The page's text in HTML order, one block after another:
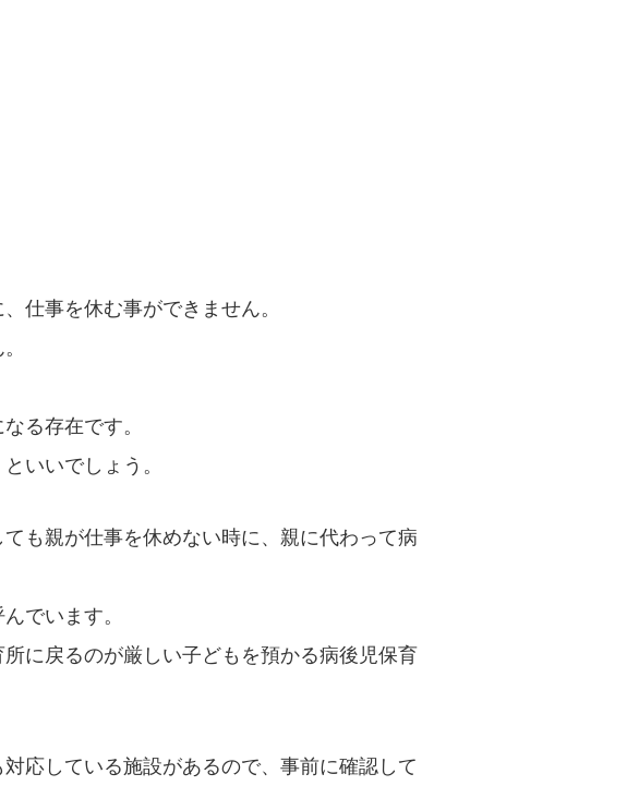
仕事を休む事ができません。
る存在です。
いいでしょう。
も親が仕事を休めない時に、親に代わって病
でいます。
に戻るのが厳しい子どもを預かる病後児保育
応している施設があるので、事前に確認して